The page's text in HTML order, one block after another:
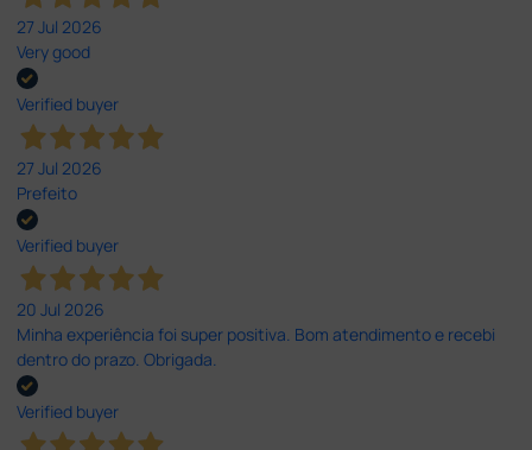
27 Jul 2026
Very good
Verified buyer
27 Jul 2026
Prefeito
Verified buyer
20 Jul 2026
Minha experiência foi super positiva. Bom atendimento e recebi
dentro do prazo. Obrigada.
Verified buyer